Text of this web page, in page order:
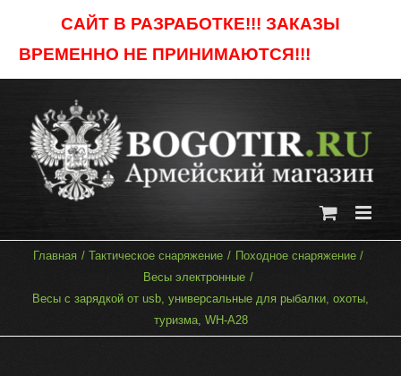
САЙТ В РАЗРАБОТКЕ!!! ЗАКАЗЫ
ВРЕМЕННО НЕ ПРИНИМАЮТСЯ!!!
content
Главная Тактическое снаряжение
Походное снаряжение
Весы электронные
Весы с зарядкой от usb, универсальные для рыбалки, охоты,
туризма, WH-A28